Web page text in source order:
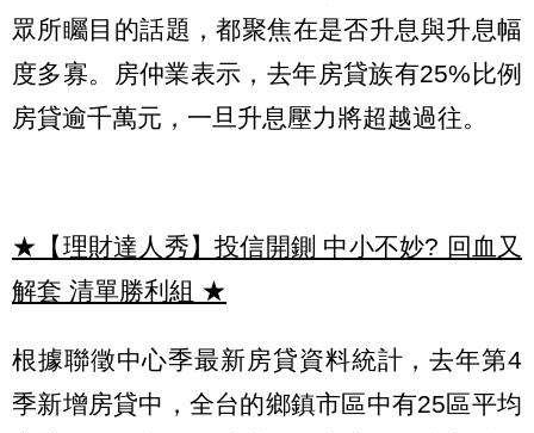
眾所矚目的話題，都聚焦在是否升息與升息幅
度多寡。房仲業表示，去年房貸族有25%比例
房貸逾千萬元，一旦升息壓力將超越過往。
★【理財達人秀】投信開鍘 中小不妙? 回血又
解套 清單勝利組 ★
根據聯徵中心季最新房貸資料統計，去年第4
季新增房貸中，全台的鄉鎮市區中有25區平均